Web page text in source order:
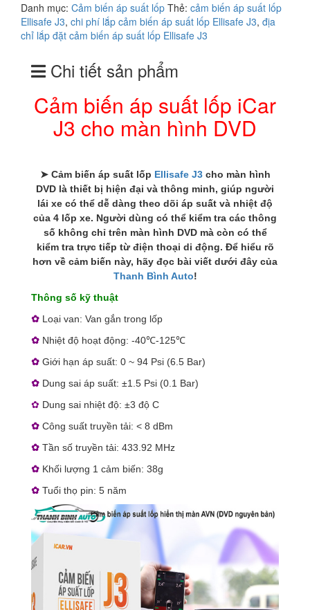
suất
lốp
iCar
cho màn
hình
Danh mục: Cảm biến áp suất lốp Thẻ: cảm biến áp suất lốp
Ellisafe J3, chi phí lắp cảm biến áp suất lốp Ellisafe J3, địa
chỉ lắp đặt cảm biến áp suất lốp Ellisafe J3
Chi tiết sản phẩm
Cảm biến áp suất lốp iCar
J3 cho màn hình DVD
➤ Cảm biến áp suất lốp Ellisafe J3cho màn hình
DVD là thiết bị hiện đại và thông minh, giúp người
lái xe có thể dễ dàng theo dõi áp suất và nhiệt độ
của 4 lốp xe. Người dùng có thể kiểm tra các thông
số không chỉ trên màn hình DVD mà còn có thể
kiểm tra trực tiếp từ điện thoại di động. Để hiểu rõ
hơn về cảm biến này, hãy đọc bài viết dưới đây của
Thanh Bình Auto!
Thông số kỹ thuật
✿ Loại van: Van gắn trong lốp
✿ Nhiệt độ hoạt động: -40℃-125℃
✿ Giới hạn áp suất: 0 ~ 94 Psi (6.5 Bar)
✿ Dung sai áp suất: ±1.5 Psi (0.1 Bar)
✿ Dung sai nhiệt độ: ±3 độ C
✿ Công suất truyền tải: < 8 dBm
✿ Tần số truyền tải: 433.92 MHz
✿ Khối lượng 1 cảm biến: 38g
✿ Tuổi thọ pin: 5 năm